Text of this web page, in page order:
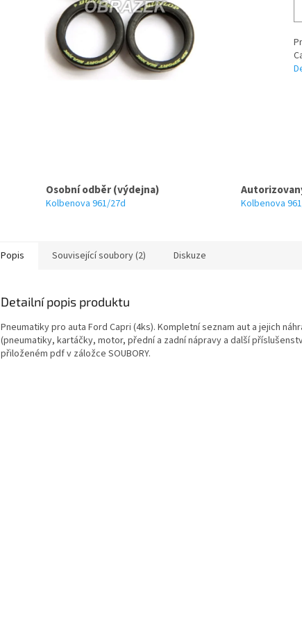
Osobní odběr (výdejna)
Kolbenova 961/27d Kolbenova
Popis Související soubory (2) Diskuze
Detailní popis produktu
Pneumatiky pro auta Ford Capri (4ks). Kompletní seznam aut a jejich
(pneumatiky, kartáčky, motor, přední a zadní nápravy a další
přiloženém pdf v záložce SOUBORY.